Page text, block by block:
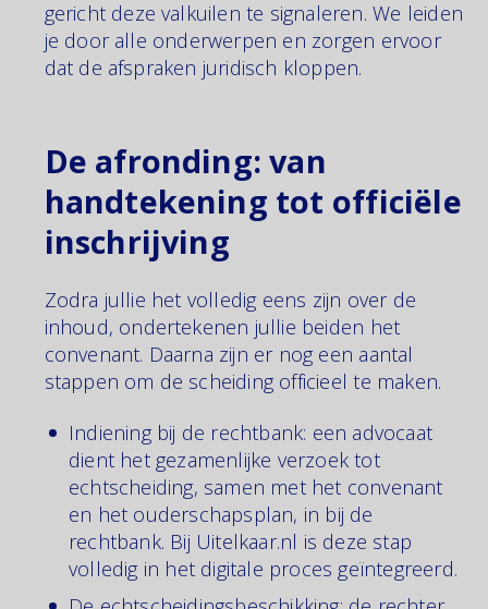
gericht deze valkuilen te signaleren. We leiden
je door alle onderwerpen en zorgen ervoor
dat de afspraken juridisch kloppen.
De afronding: van
handtekening tot officiële
inschrijving
Zodra jullie het volledig eens zijn over de
inhoud, ondertekenen jullie beiden het
convenant. Daarna zijn er nog een aantal
stappen om de scheiding officieel te maken.
Indiening bij de rechtbank: een advocaat
dient het gezamenlijke verzoek tot
echtscheiding, samen met het convenant
en het ouderschapsplan, in bij de
rechtbank. Bij Uitelkaar.nl is deze stap
volledig in het digitale proces geïntegreerd.